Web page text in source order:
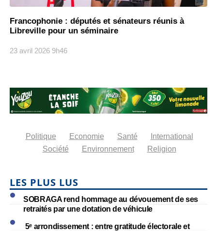
Francophonie : députés et sénateurs réunis à
Libreville pour un séminaire
23 avril 2026 9h46
Politique Economie Santé
International
Société
Environnement Religion
LES PLUS LUS
SOBRAGA rend hommage au dévouement de ses
retraités par une dotation de véhicule
5ᵉ arrondissement : entre gratitude électorale et